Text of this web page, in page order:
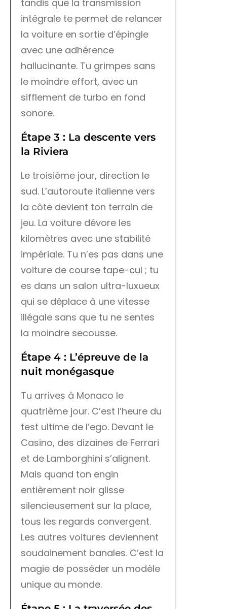
tandis que la transmission
intégrale te permet de relancer
la voiture en sortie d’épingle
avec une adhérence
hallucinante. Tu grimpes sans
le moindre effort, avec un
sifflement de turbo en fond
sonore.
Étape 3 : La descente vers
la Riviera
Le troisième jour, direction le
sud. L’autoroute italienne vers
la côte devient ton terrain de
jeu. La voiture dévore les
kilomètres avec une stabilité
impériale. Tu n’es pas dans une
voiture de course tape-cul ; tu
es dans un salon ultra-luxueux
qui se déplace à une vitesse
illégale sans que tu ne sentes
la moindre secousse.
Étape 4 : L’épreuve de la
nuit monégasque
Tu arrives à Monaco le
quatrième jour. C’est l’heure du
test ultime de l’ego. Devant le
Casino, des dizaines de Ferrari
et de Lamborghini s’alignent.
Mais quand ton engin
entièrement noir glisse
silencieusement sur la place,
tous les regards convergent.
Les autres voitures deviennent
soudainement banales. C’est la
magie de posséder un modèle
unique au monde.